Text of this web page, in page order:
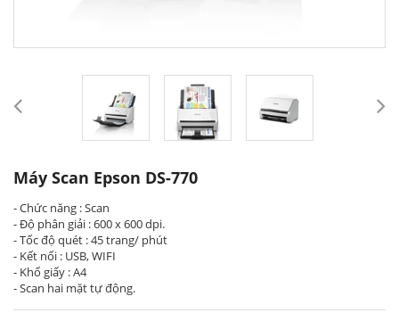
Máy Scan Epson DS-770
- Chức năng : Scan
- Độ phân giải : 600 x 600 dpi.
- Tốc độ quét : 45 trang/ phút
- Kết nối : USB, WIFI
- Khổ giấy : A4
- Scan hai mặt tự động.